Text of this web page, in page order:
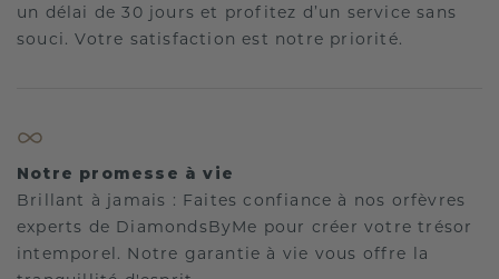
un délai de 30 jours et profitez d’un service sans
souci. Votre satisfaction est notre priorité.
Notre promesse à vie
Brillant à jamais : Faites confiance à nos orfèvres
experts de DiamondsByMe pour créer votre trésor
intemporel. Notre garantie à vie vous offre la